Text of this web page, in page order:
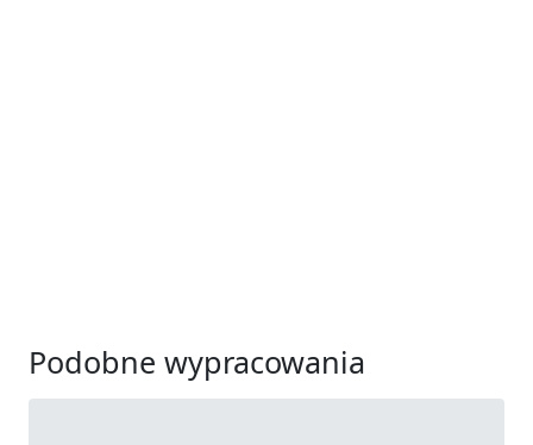
Podobne wypracowania